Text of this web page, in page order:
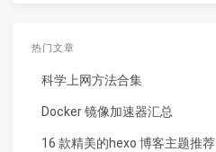
热门文章
科学上网方法合集
Docker 镜像加速器汇总
16 款精美的hexo 博客主题推荐